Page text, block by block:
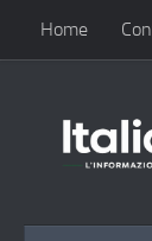
Sotto il
Home